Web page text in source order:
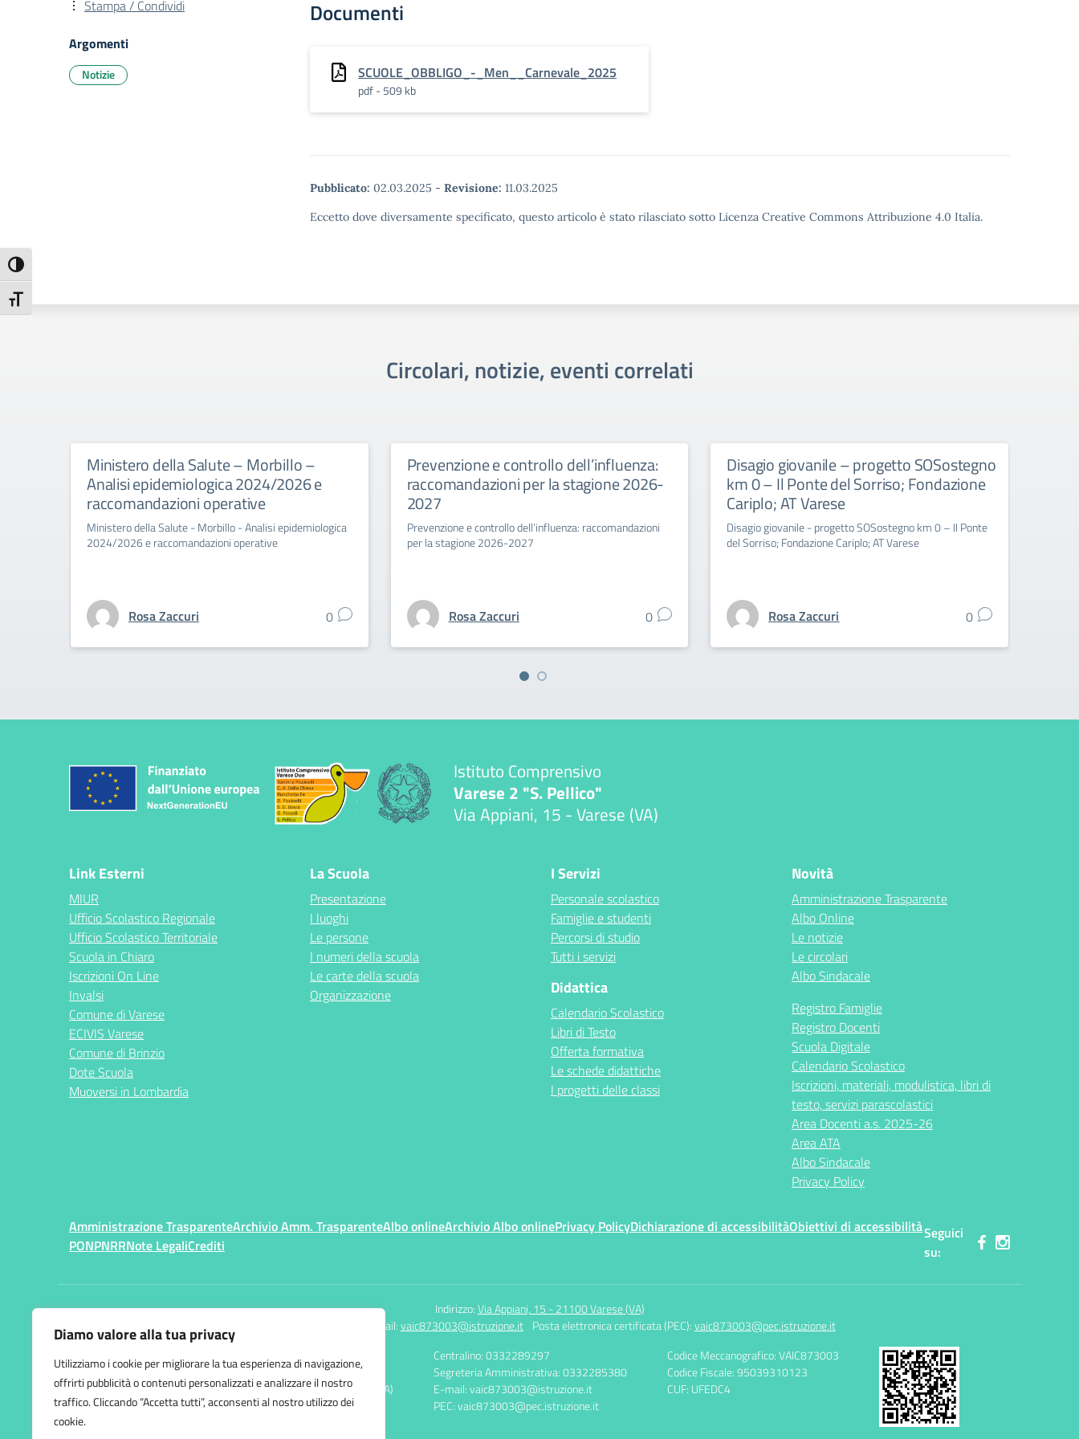
Diamo valore alla tua privacy
Utilizziamo i cookie per migliorare la tua esperienza di navigazione,
offrirti pubblicità o contenuti personalizzati e analizzare il nostro
traffico. Cliccando “Accetta tutti”, acconsenti al nostro utilizzo dei
cookie.
Attiva/disattiva alto contrasto
Attiva/disattiva dimensione testo
Documenti
SCUOLE_OBBLIGO_-_Men__Carnevale_2025
pdf - 509 kb
Pubblicato: 02.03.2025 - Revisione: 11.03.2025
Eccetto dove diversamente specificato, questo articolo è stato rilasciato sotto Licenza Creative Commons Attribuzione 4.0 Italia.
Stampa / Condividi
Argomenti
Notizie
Circolari, notizie, eventi correlati
Ministero della Salute – Morbillo –
Analisi epidemiologica 2024/2026 e
raccomandazioni operative
Ministero della Salute - Morbillo - Analisi epidemiologica
2024/2026 e raccomandazioni operative
Rosa Zaccuri 0
Prevenzione e controllo dell’influenza:
raccomandazioni per la stagione 2026-
2027
Prevenzione e controllo dell’influenza: raccomandazioni
per la stagione 2026-2027
Rosa Zaccuri 0
Disagio giovanile – progetto SOSostegno
km 0 – Il Ponte del Sorriso; Fondazione
Cariplo; AT Varese
Disagio giovanile - progetto SOSostegno km 0 – Il Ponte
del Sorriso; Fondazione Cariplo; AT Varese
Rosa Zaccuri 0
Istituto Comprensivo
Varese 2 "S. Pellico"
Via Appiani, 15 - Varese (VA)
Link Esterni
MIUR
Ufficio Scolastico Regionale
Ufficio Scolastico Territoriale
Scuola in Chiaro
Iscrizioni On Line
Invalsi
Comune di Varese
ECIVIS Varese
Comune di Brinzio
Dote Scuola
Muoversi in Lombardia
La Scuola
Presentazione
I luoghi
Le persone
I numeri della scuola
Le carte della scuola
Organizzazione
I Servizi
Personale scolastico
Famiglie e studenti
Percorsi di studio
Tutti i servizi
Didattica
Calendario Scolastico
Libri di Testo
Offerta formativa
Le schede didattiche
I progetti delle classi
Novità
Amministrazione Trasparente
Albo Online
Le notizie
Le circolari
Albo Sindacale
Registro Famiglie
Registro Docenti
Scuola Digitale
Calendario Scolastico
Iscrizioni, materiali, modulistica, libri di
testo, servizi parascolastici
Area Docenti a.s. 2025-26
Area ATA
Albo Sindacale
Privacy Policy
Amministrazione TrasparenteArchivio Amm. TrasparenteAlbo onlineArchivio Albo onlinePrivacy PolicyDichiarazione di accessibilitàObiettivi di accessibilità
PONPNRRNote LegaliCrediti
Seguici
su:
Indirizzo:Via Appiani, 15 - 21100 Varese (VA)
Email:vaic873003@istruzione.it Posta elettronica certificata (PEC):vaic873003@pec.istruzione.it
Varese 2 "S. Pellico"
Via Appiani, 15 - 21100 Varese (VA)
Centralino: 0332289297
Segreteria Amministrativa: 0332285380
E-mail: vaic873003@istruzione.it
PEC: vaic873003@pec.istruzione.it
Codice Meccanografico: VAIC873003
Codice Fiscale: 95039310123
CUF: UFEDC4